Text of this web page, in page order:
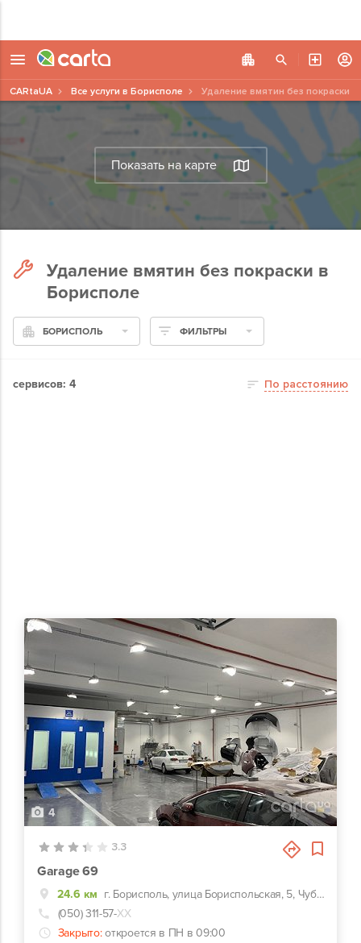
Показать на карте
CARtaUA Все услуги в Борисполе Удаление вмятин без покраски
Удаление вмятин без покраски в
Борисполе
БОРИСПОЛЬ ФИЛЬТРЫ
сервисов: 4 По расстоянию
4
3.3
Garage 69
24.6 км
г. Борисполь, улица Бориспольская, 5, Чубинское, не доезжая Борисполя
(050) 311-57-ХХ
Закрыто: откроется в ПН в 09:00